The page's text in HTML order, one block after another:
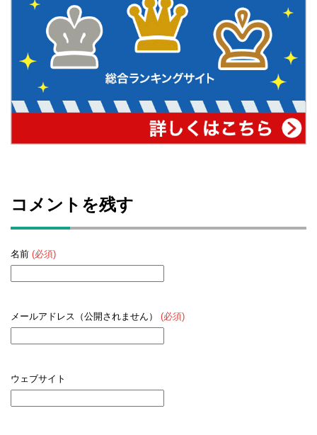
コメントを残す
名前 (必須)
メールアドレス（公開されません） (必須)
ウェブサイト